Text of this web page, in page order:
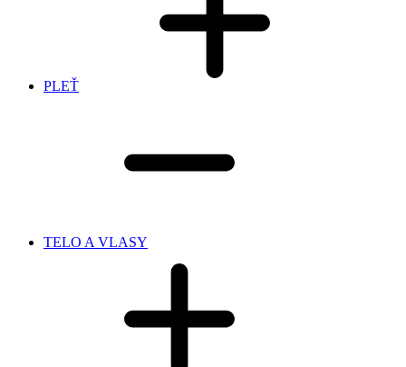
PLEŤ
TELO A VLASY